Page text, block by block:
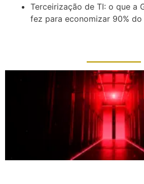
Terceirização de TI: o que a
fez para economizar 90%